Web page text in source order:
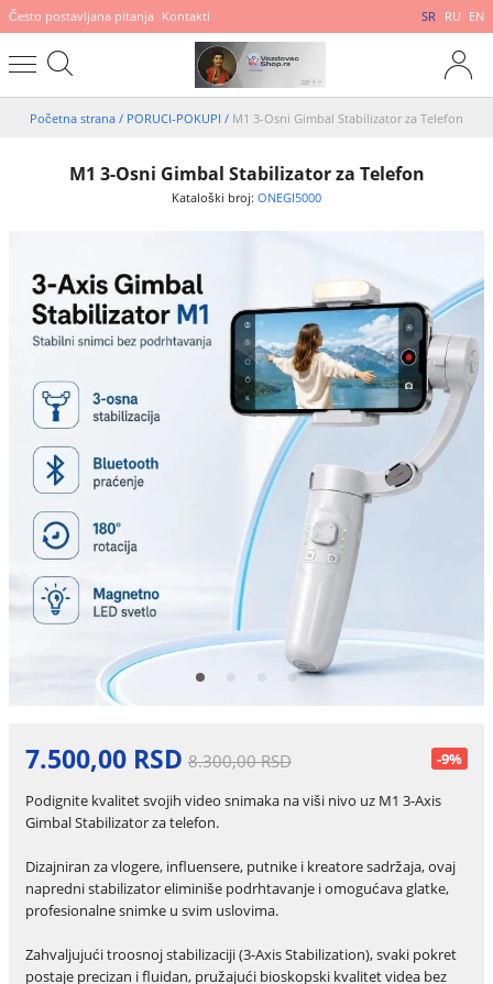
Često postavljana pitanja Kontakti SR RU EN
Početna strana / PORUCI-POKUPI / M1 3-Osni Gimbal Stabilizator za Telefon
M1 3-Osni Gimbal Stabilizator za Telefon
Kataloški broj: ONEGI5000
7.500,00 RSD 8.300,00 RSD -9%
Podignite kvalitet svojih video snimaka na viši nivo uz M1 3-Axis
Gimbal Stabilizator za telefon.
Dizajniran za vlogere, influensere, putnike i kreatore sadržaja, ovaj
napredni stabilizator eliminiše podrhtavanje i omogućava glatke,
profesionalne snimke u svim uslovima.
Zahvaljujući troosnoj stabilizaciji (3-Axis Stabilization), svaki pokret
postaje precizan i fluidan, pružajući bioskopski kvalitet videa bez